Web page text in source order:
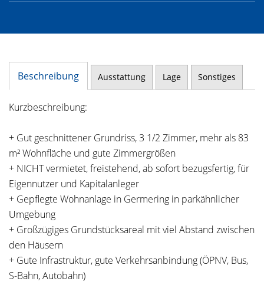
Beschreibung Ausstattung Lage Sonstiges
Kurzbeschreibung:
+ Gut geschnittener Grundriss, 3 1/2 Zimmer, mehr als 83
m² Wohnfläche und gute Zimmergrößen
+ NICHT vermietet, freistehend, ab sofort bezugsfertig, für
Eigennutzer und Kapitalanleger
+ Gepflegte Wohnanlage in Germering in parkähnlicher
Umgebung
+ Großzügiges Grundstücksareal mit viel Abstand zwischen
den Häusern
+ Gute Infrastruktur, gute Verkehrsanbindung (ÖPNV, Bus,
S-Bahn, Autobahn)